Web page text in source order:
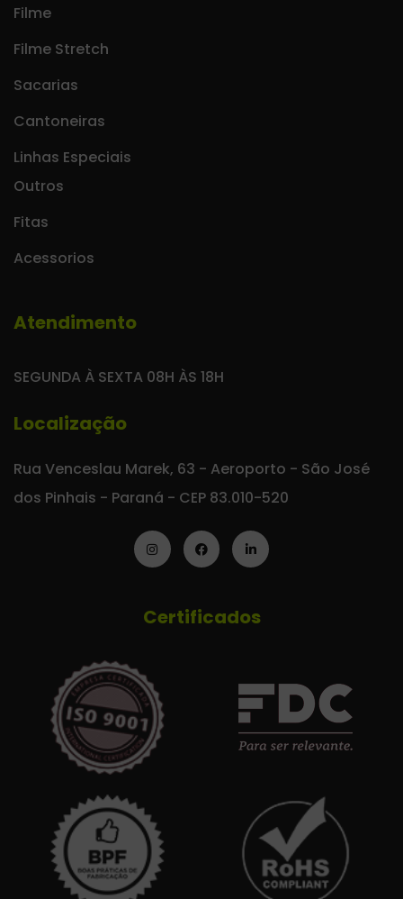
Filme
Filme Stretch
Sacarias
Cantoneiras
Linhas Especiais
Outros
Fitas
Acessorios
Atendimento
SEGUNDA À SEXTA 08H ÀS 18H
Localização
Rua Venceslau Marek, 63 - Aeroporto - São José
dos Pinhais - Paraná - CEP 83.010-520
Certificados